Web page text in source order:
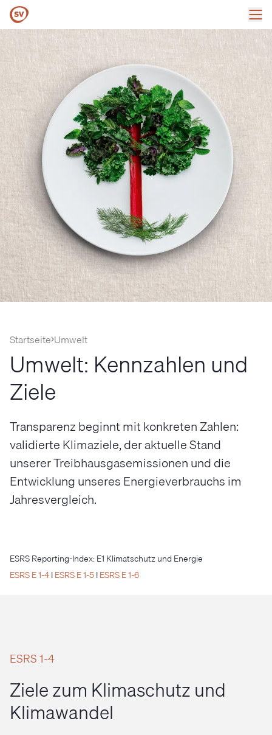
Startseite Umwelt
Umwelt: Kennzahlen und
Ziele
Transparenz beginnt mit konkreten Zahlen:
validierte Klimaziele, der aktuelle Stand
unserer Treibhausgasemissionen und die
Entwicklung unseres Energieverbrauchs im
Jahresvergleich.
ESRS Reporting-Index: E1 Klimatschutz und Energie
ESRS E 1-4IESRS E 1-5IESRS E 1-6
ESRS 1-4
Ziele zum Klimaschutz und
Klimawandel